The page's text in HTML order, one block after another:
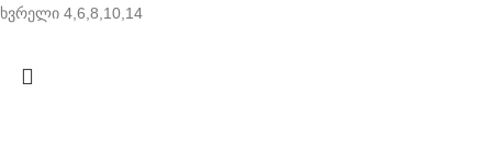
ხვრელი 4,6,8,10,14